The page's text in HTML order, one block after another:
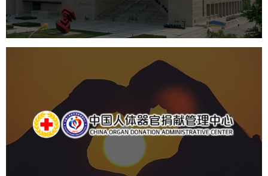
产品展厅设计
中国人体器官捐献管理中心
国企 品牌官网 网站建设